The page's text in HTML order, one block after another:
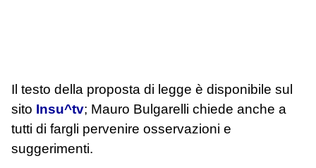
Il testo della proposta di legge è disponibile sul
sito Insu^tv; Mauro Bulgarelli chiede anche a
tutti di fargli pervenire osservazioni e
suggerimenti.